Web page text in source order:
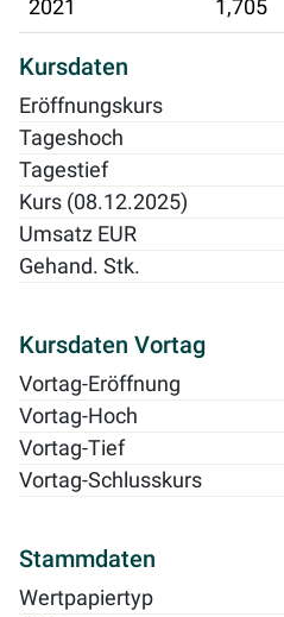
2021 1,705
Kursdaten
Eröffnungskurs
Tageshoch
Tagestief
Kurs (08.12.2025)
Umsatz EUR
Gehand. Stk.
Kursdaten Vortag
Vortag-Eröffnung
Vortag-Hoch
Vortag-Tief
Vortag-Schlusskurs
Stammdaten
Wertpapiertyp